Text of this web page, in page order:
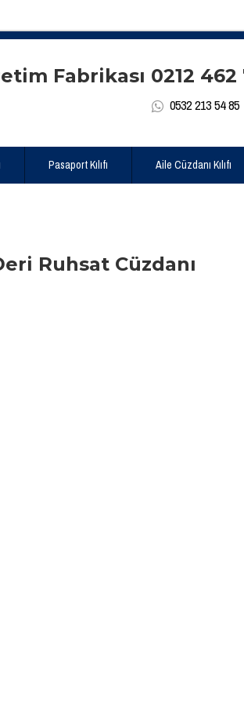
0532 213 54 85
Pasaport Kılıfı Aile Cüzdanı Kılıfı
Ruhsat Cüzdanı